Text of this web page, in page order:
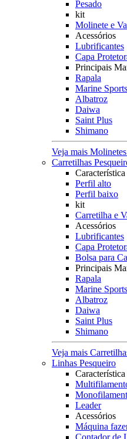
Pesado
kit
Molinete e
Acessórios
Lubrificantes
Capa
Principais
Rapala
Marine Sports
Albatroz
Daiwa
Saint Plus
Shimano
Veja mais
Carretilhas
Característica
Perfil alto
Perfil baixo
kit
Carretilha e
Acessórios
Lubrificantes
Capa
Bolsa para
Principais
Rapala
Marine Sports
Albatroz
Daiwa
Saint Plus
Shimano
Veja mais
Linhas Pesqueiro
Característica
Leader
Acessórios
Máquina
Contador de